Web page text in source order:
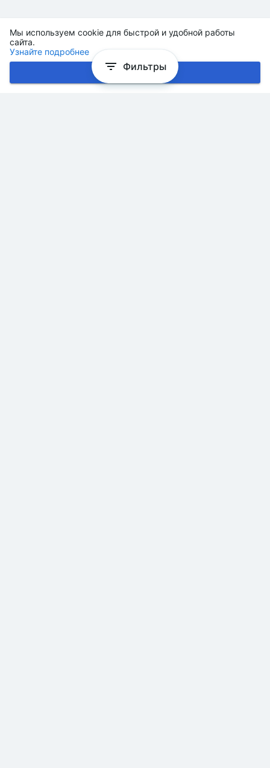
Мы используем cookie для быстрой и удобной работы
сайта.
Узнайте подробнее
Хорошо
Фильтры